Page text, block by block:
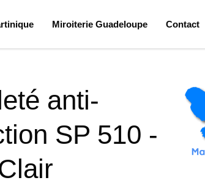
Miroiterie Guadeloupe Contact
anti-
SP 510 -